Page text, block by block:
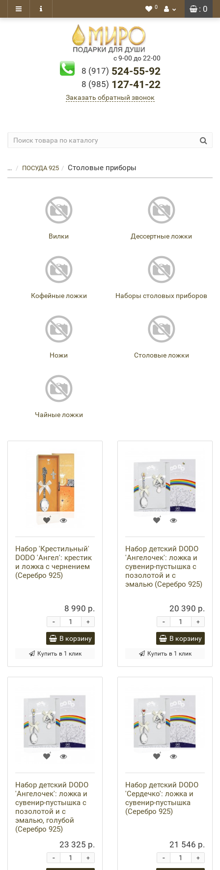
: 0
0
с 9-00 до 22-00
8 (917) 524-55-92
8 (985) 127-41-22
Заказать обратный звонок
... ПОСУДА 925 Столовые приборы
Вилки Дессертные ложки
Кофейные ложки Наборы столовых приборов
Ножи Столовые ложки
Чайные ложки
Набор 'Крестильный'
DODO 'Ангел': крестик
и ложка с чернением
(Серебро 925)
8 990 р.
+
-
В корзину
Купить в 1 клик
Набор детский DODO
'Ангелочек': ложка и
сувенир-пустышка с
позолотой и с
эмалью (Серебро 925)
20 390 р.
+
-
В корзину
Купить в 1 клик
Набор детский DODO
'Ангелочек': ложка и
сувенир-пустышка с
позолотой и с
эмалью, голубой
(Серебро 925)
23 325 р.
+
-
Набор детский DODO
'Сердечко': ложка и
сувенир-пустышка
(Серебро 925)
21 546 р.
+
-